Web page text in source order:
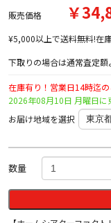
販売価格 ￥
¥5,000以上で送料無料!在
下取りの場合は通常査定
在庫有り！営業日14時迄の
2026年08月10日 月曜日に
お届け地域を選択
数量